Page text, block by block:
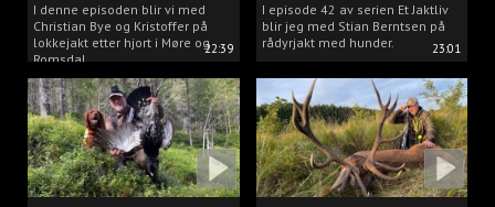
22:39
I denne episoden blir vi med
Christian Bye og Kristoffer på
lokkejakt etter hjort i Møre og
Romsdal.
23:01
I episode 42 av serien Et Jaktliv
blir jeg med Stian Berntsen på
rådyrjakt med hunder.